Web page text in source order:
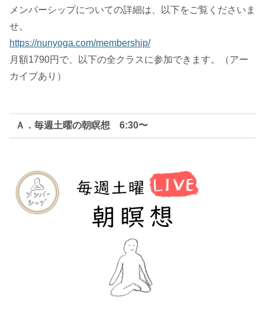
メンバーシップについての詳細は、以下をご覧くださいま
せ。
https://nunyoga.com/membership/
月額1790円で、以下の全クラスに参加できます。（アー
カイブあり）
Ａ．毎週土曜の朝瞑想 6:30〜